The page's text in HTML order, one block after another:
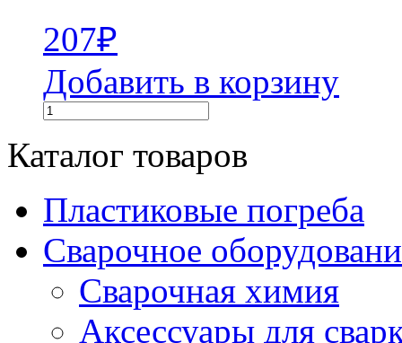
207₽
Добавить в корзину
Каталог товаров
Пластиковые погреба
Сварочное
Сварочная химия
Аксессуары для